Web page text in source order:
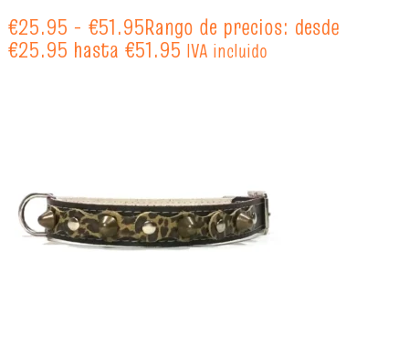
€25.95 - €51.95Rango de precios: desde
€25.95 hasta €51.95 IVA incluido